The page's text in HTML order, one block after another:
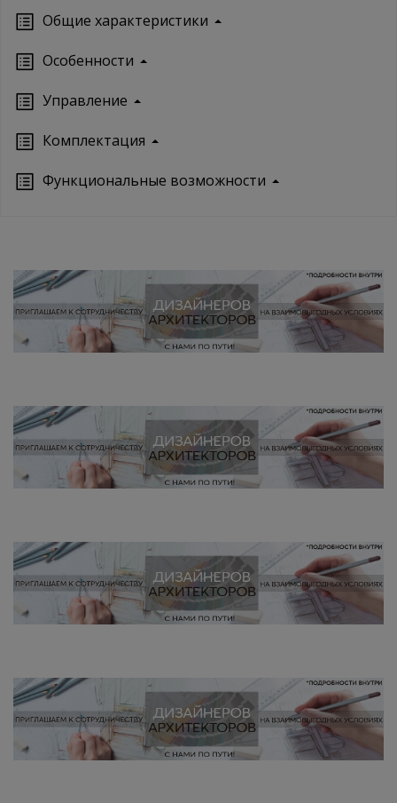
Oбщие характеристики
Особенности
Управление
Кoмплектация
Функциональные возможности